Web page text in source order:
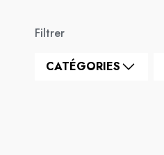
Filtrer
CATÉGORIES